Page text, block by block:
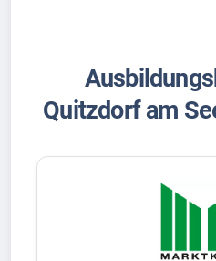
Quitzdorf am